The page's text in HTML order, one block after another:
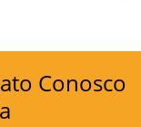
Conosco